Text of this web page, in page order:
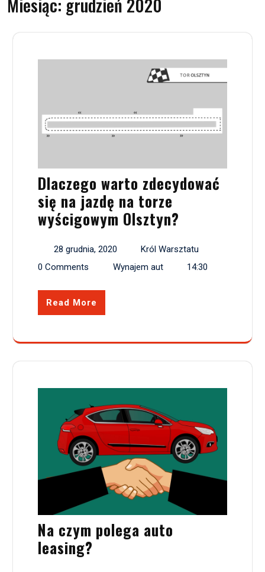
Dlaczego warto zdecydować
się na jazdę na torze
wyścigowym Olsztyn?
28 grudnia, 2020
Król Warsztatu
0 Comments
Wynajem aut 14:30
Read More
Na czym polega auto
leasing?